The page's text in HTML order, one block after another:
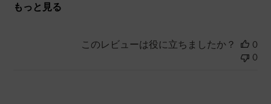
もっと見る
このレビューは役に立ちましたか？
0
0